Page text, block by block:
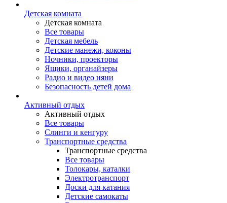
Детская комната
Детская комната
Все товары
Детская мебель
Детские манежи, коконы
Ночники, проекторы
Ящики, органайзеры
Радио и видео няни
Безопасность детей дома
Активный отдых
Активный отдых
Все товары
Слинги и кенгуру
Транспортные средства
Транспортные средства
Все товары
Толокары, каталки
Электротранспорт
Доски для катания
Детские самокаты